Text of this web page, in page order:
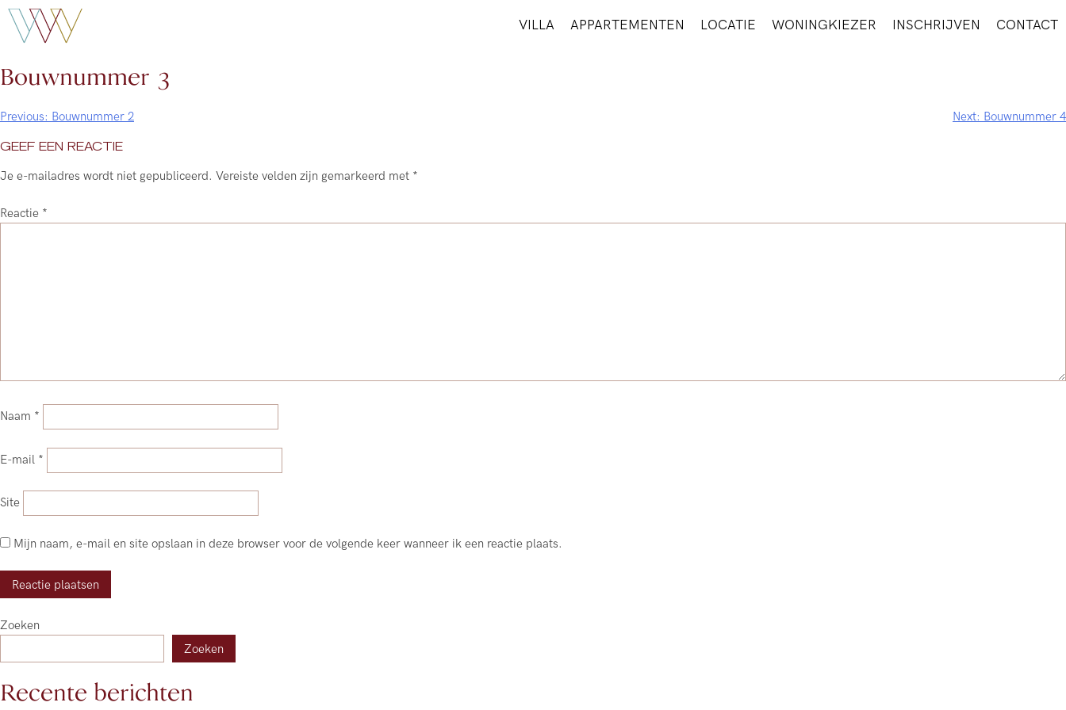
VILLA APPARTEMENTEN LOCATIE WONINGKIEZER INSCHRIJVEN CONTACT
Bouwnummer 3
Previous: Bouwnummer 2 Next: Bouwnummer 4
GEEF EEN REACTIE
Je e-mailadres wordt niet gepubliceerd. Vereiste velden zijn gemarkeerd met *
Reactie *
Naam *
E-mail *
Site
Mijn naam, e-mail en site opslaan in deze browser voor de volgende keer wanneer ik een reactie plaats.
Zoeken
Zoeken
Recente berichten